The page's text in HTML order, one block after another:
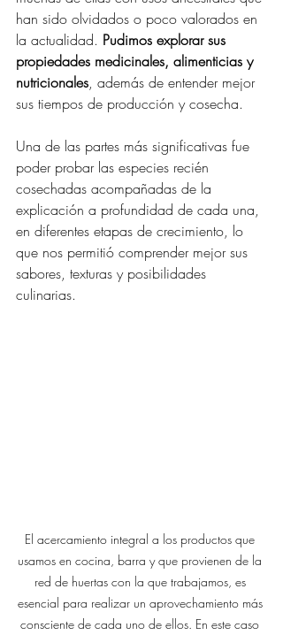
han sido olvidados o poco valorados en
la actualidad. Pudimos explorar sus
propiedades medicinales, alimenticias y
nutricionales, además de entender mejor
sus tiempos de producción y cosecha.
Una de las partes más significativas fue
poder probar las especies recién
cosechadas acompañadas de la
explicación a profundidad de cada una,
en diferentes etapas de crecimiento, lo
que nos permitió comprender mejor sus
sabores, texturas y posibilidades
culinarias.
El acercamiento integral a los productos que
usamos en cocina, barra y que provienen de la
red de huertas con la que trabajamos, es
esencial para realizar un aprovechamiento más
consciente de cada uno de ellos. En este caso